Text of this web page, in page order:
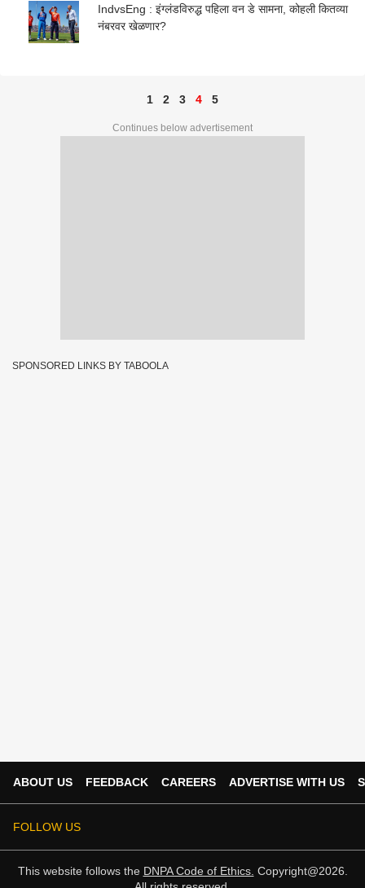
IndvsEng : इंग्लंडविरुद्ध पहिला वन डे सामना, कोहली कितव्या
नंबरवर खेळणार?
1 2 3 4 5
Continues below advertisement
SPONSORED LINKS BY TABOOLA
ABOUT US FEEDBACK CAREERS ADVERTISE WITH US
FOLLOW US
This website follows the DNPA Code of Ethics. Copyright@2026.